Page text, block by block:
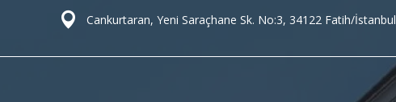
Cankurtaran, Yeni Saraçhane Sk. No:3, 34122 Fatih/İstanbul